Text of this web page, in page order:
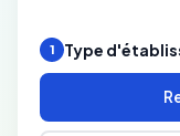
1 Type